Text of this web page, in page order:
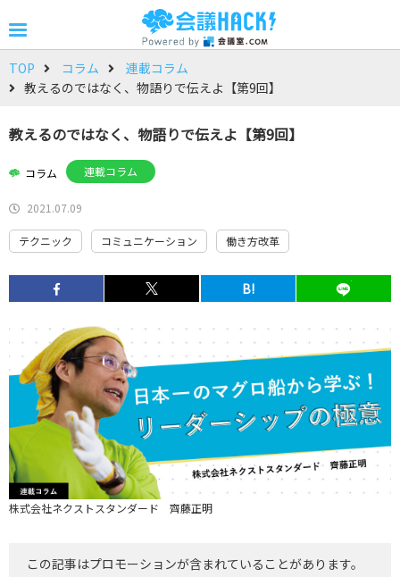
TOP コラム
連載コラム
教えるのではなく、物語りで伝えよ【第9回】
教えるのではなく、物語りで伝えよ【第9回】
コラム 連載コラム
2021.07.09
テクニック コミュニケーション 働き方改革
B!
株式会社ネクストスタンダード 齊藤正明
この記事はプロモーションが含まれていることがあります。